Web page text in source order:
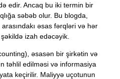
edir. Ancaq bu iki termin bir
səbəb olur. Bu blogda,
əsas fərqləri və hər
izah edəcəyik.
əsasən bir şirkətin və
təhlil edilməsi və informasiya
keçirilir. Maliyyə uçotunun